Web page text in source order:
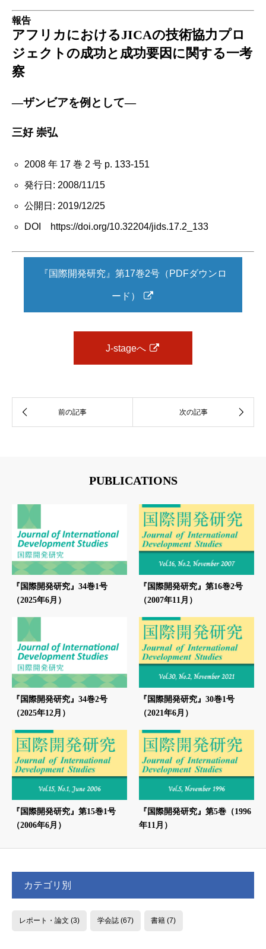
報告
アフリカにおけるJICAの技術協力プロ
ジェクトの成功と成功要因に関する一考
察
―ザンビアを例として―
三好 崇弘
2008 年 17 巻 2 号 p. 133-151
発行日: 2008/11/15
公開日: 2019/12/25
DOI https://doi.org/10.32204/jids.17.2_133
『国際開発研究』第17巻2号（PDFダウンロ
ード）
J-stageへ
PUBLICATIONS
『国際開発研究』34巻1号
（2025年6月）
『国際開発研究』第16巻2号
（2007年11月）
『国際開発研究』34巻2号
（2025年12月）
『国際開発研究』30巻1号
（2021年6月）
『国際開発研究』第15巻1号
（2006年6月）
『国際開発研究』第5巻（1996
年11月）
カテゴリ別
レポート・論文 (3) 学会誌(67) 書籍 (7)